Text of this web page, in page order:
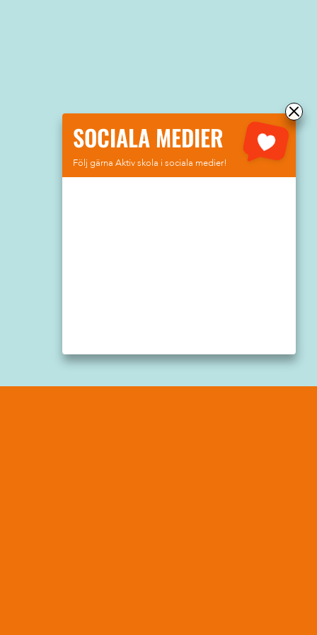
SOCIALA MEDIER
Följ gärna Aktiv skola i sociala medier!